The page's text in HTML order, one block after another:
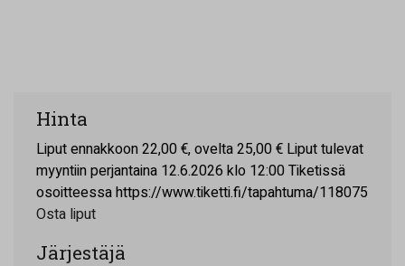
Hinta
Liput ennakkoon 22,00 €, ovelta 25,00 € Liput tulevat
myyntiin perjantaina 12.6.2026 klo 12:00 Tiketissä
osoitteessa https://www.tiketti.fi/tapahtuma/118075
Osta liput
Järjestäjä